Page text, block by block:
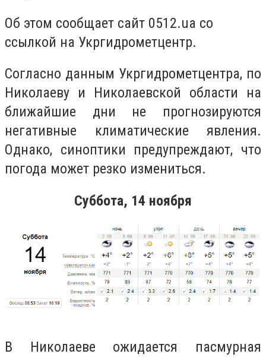
Об этом сообщает сайт 0512.ua со
ссылкой на Укргидрометцентр.
Согласно данным Укргидрометцентра, по
Николаеву и Николаевской области на
ближайшие дни не прогнозируются
негативные климатические явления.
Однако, синоптики предупреждают, что
погода может резко измениться.
Суббота, 14 ноября
В Николаеве ожидается пасмурная